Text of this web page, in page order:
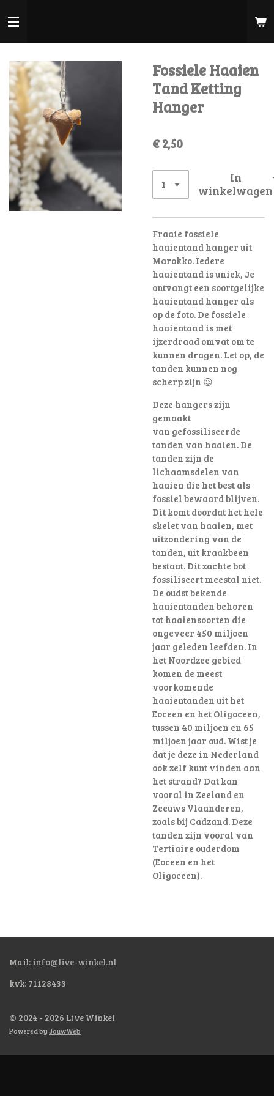
direct
hoofdinhoud
Fossiele Haaien
Tand Ketting
Hanger
€ 2,50
In
winkelwagen
Fraaie fossiele
haaientand hanger uit
Marokko. Iedere
haaientand is uniek, Je
ontvangt een soortgelijke
haaientand hanger als
op de foto. De fossiele
haaientand is met
ijzerdraad omvat om te
kunnen dragen. Let op, de
tanden kunnen nog
scherp zijn 😉
Deze hangers zijn
gemaakt
van gefossiliseerde
tanden van haaien. De
tanden zijn de
lichaamsdelen van
haaien die het best als
fossiel bewaard blijven.
Dit komt doordat het hele
skelet van haaien, met
uitzondering van de
tanden, uit kraakbeen
bestaat. Dit zachte bot
fossiliseert meestal niet.
De oudst bekende
haaientanden behoren
tot haaiensoorten die
ongeveer 450 miljoen
jaar geleden leefden. In
het Noordzee gebied
komen de meest
voorkomende
haaientanden uit het
Eoceen en het Oligoceen,
tussen 40 miljoen en 65
miljoen jaar oud. Wist je
dat je deze in Nederland
ook zelf kunt vinden aan
het strand? Dat kan
vooral in Zeeland en
Zeeuws Vlaanderen,
zoals bij Cadzand. Deze
tanden zijn vooral van
Tertiaire ouderdom
(Eoceen en het
Oligoceen).
Mail: info@live-winkel.nl
kvk: 71128433
© 2024 - 2026 Live Winkel
Powered byJouwWeb